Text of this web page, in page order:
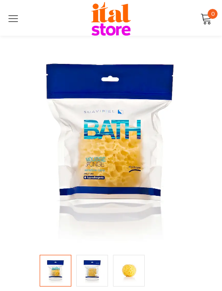
0
Sign in
Remember me Lost password?
LOG IN
CREATE AN ACCOUNT